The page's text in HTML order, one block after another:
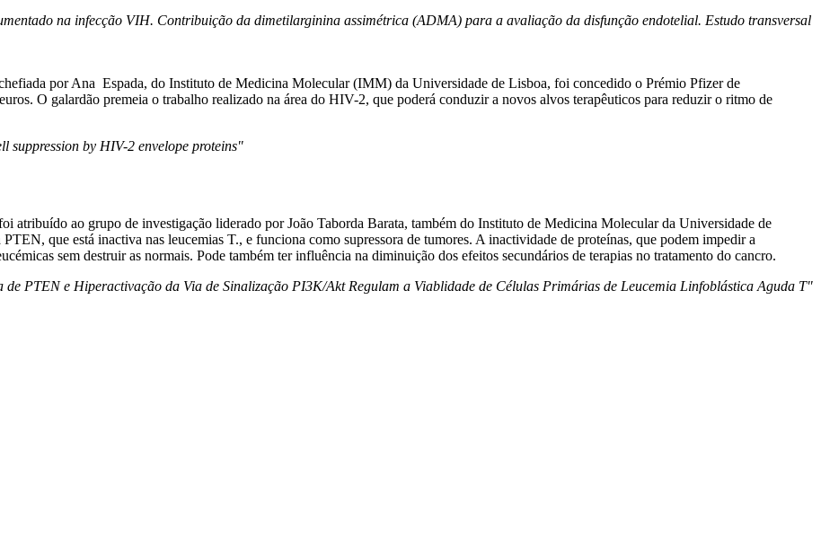
na infecção VIH. Contribuição da dimetilarginina assimétrica (ADMA) para a avaliação da disfunção endotelial. Estudo transversal
por Ana Espada, do Instituto de Medicina Molecular (IMM) da Universidade de Lisboa, foi concedido o Prémio Pfizer de
O galardão premeia o trabalho realizado na área do HIV-2, que poderá conduzir a novos alvos terapêuticos para reduzir o ritmo de
suppression by HIV-2 envelope proteins"
atribuído ao grupo de investigação liderado por João Taborda Barata, também do Instituto de Medicina Molecular da Universidade de
que está inactiva nas leucemias T., e funciona como supressora de tumores. A inactividade de proteínas, que podem impedir a
sem destruir as normais. Pode também ter influência na diminuição dos efeitos secundários de terapias no tratamento do cancro.
de PTEN e Hiperactivação da Via de Sinalização PI3K/Akt Regulam a Viablidade de Células Primárias de Leucemia Linfoblástica Aguda T"